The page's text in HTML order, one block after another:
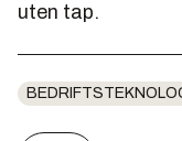
uten tap.